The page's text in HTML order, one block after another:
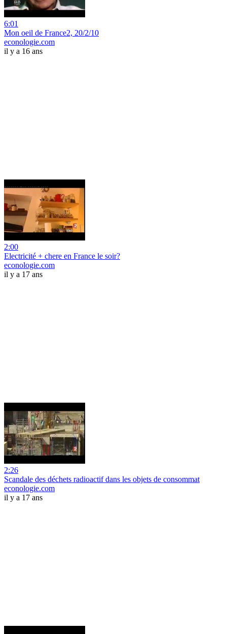
6:01
Mon oeil de France2, 20/2/10
econologie.com
il y a 16 ans
2:00
Electricité + chere en France le soir?
econologie.com
il y a 17 ans
2:26
Scandale des déchets radioactif dans les objets de consommat
econologie.com
il y a 17 ans